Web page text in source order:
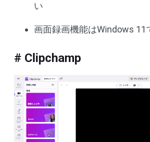
い
画面録画機能はWindows 11
# Clipchamp